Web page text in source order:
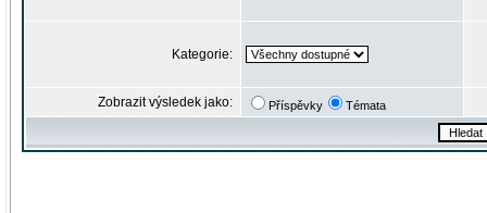
Kategorie:
Zobrazit výsledek jako: Příspěvky Témata